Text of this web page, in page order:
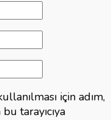
için adım,
tarayıcıya